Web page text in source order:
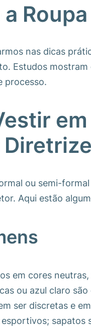
a
nas dicas
Estudos mostram
processo.
ou semi-
Aqui estão
em cores
ou azul claro
ser discretas e
sapatos